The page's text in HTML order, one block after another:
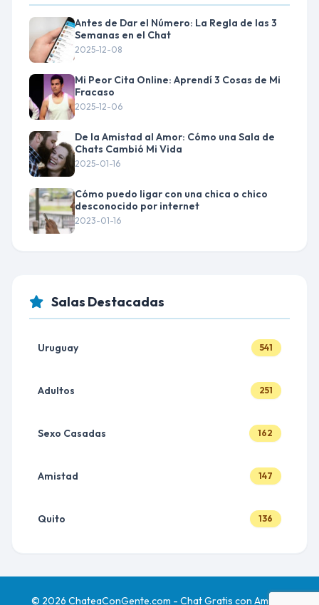
Antes de Dar el Número: La Regla de las 3
Semanas en el Chat
2025-12-08
Mi Peor Cita Online: Aprendí 3 Cosas de Mi
Fracaso
2025-12-06
De la Amistad al Amor: Cómo una Sala de
Chats Cambió Mi Vida
2025-01-16
Cómo puedo ligar con una chica o chico
desconocido por internet
2023-01-16
Salas Destacadas
Uruguay 541
Adultos 251
Sexo Casadas 162
Amistad 147
Quito 136
© 2026 ChateaConGente.com - Chat Gratis con Amigos